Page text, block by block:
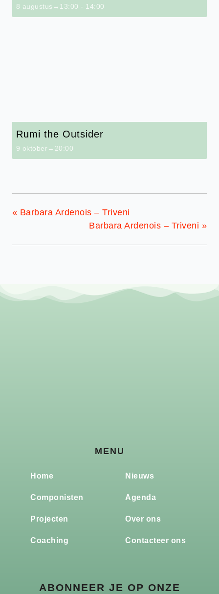
8 augustus→13:00 - 14:00
Rumi the Outsider
9 oktober→20:00
« Barbara Ardenois – Triveni
Barbara Ardenois – Triveni »
MENU
Home
Componisten
Projecten
Coaching
Nieuws
Agenda
Over ons
Contacteer ons
ABONNEER JE OP ONZE